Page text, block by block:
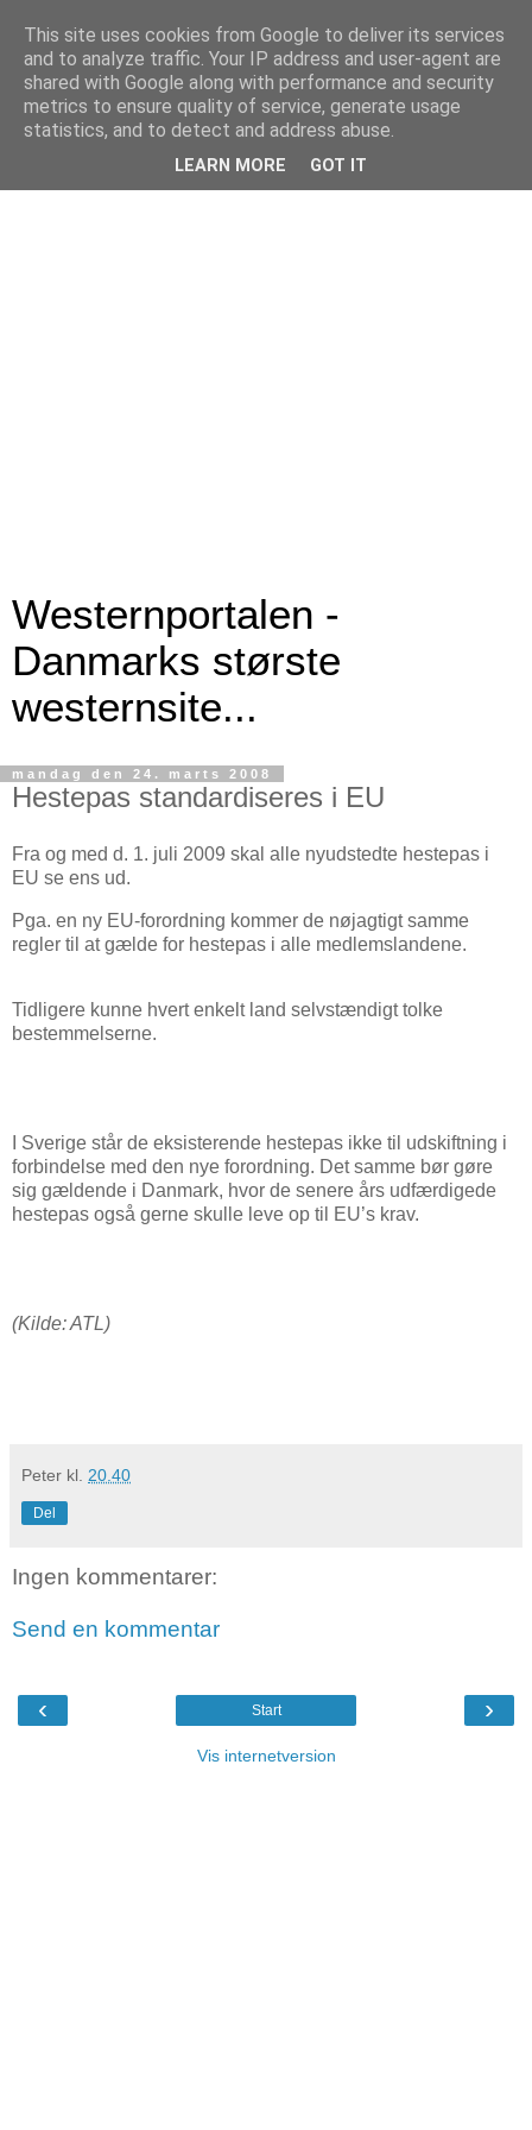
Westernportalen -
Danmarks største
westernsite...
mandag den 24. marts 2008
Hestepas standardiseres i EU
Fra og med d. 1. juli 2009 skal alle nyudstedte hestepas i
EU se ens ud.
Pga. en ny EU-forordning kommer de nøjagtigt samme
regler til at gælde for hestepas i alle medlemslandene.
Tidligere kunne hvert enkelt land selvstændigt tolke
bestemmelserne.
I Sverige står de eksisterende hestepas ikke til udskiftning i
forbindelse med den nye forordning. Det samme bør gøre
sig gældende i Danmark, hvor de senere års udfærdigede
hestepas også gerne skulle leve op til EU’s krav.
(Kilde: ATL)
Peter kl. 20.40
Del
Ingen kommentarer:
Send en kommentar
‹ ›
Start
Vis internetversion
This site uses cookies from Google to deliver its services
and to analyze traffic. Your IP address and user-agent are
shared with Google along with performance and security
metrics to ensure quality of service, generate usage
statistics, and to detect and address abuse.
LEARN MORE GOT IT